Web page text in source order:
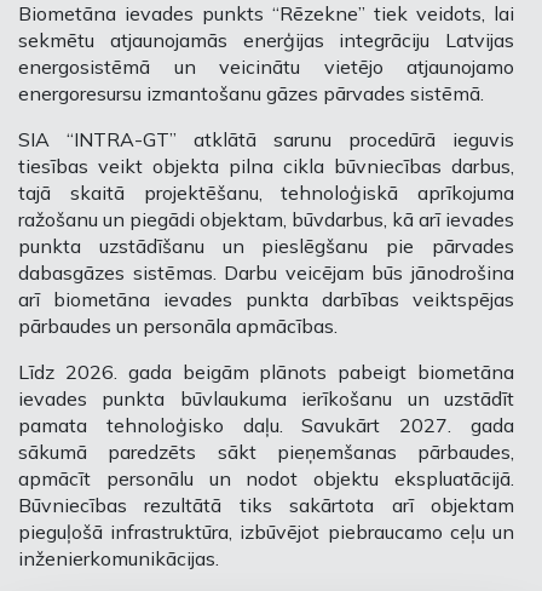
Biometāna ievades punkts “Rēzekne” tiek veidots, lai
sekmētu atjaunojamās enerģijas integrāciju Latvijas
energosistēmā un veicinātu vietējo atjaunojamo
energoresursu izmantošanu gāzes pārvades sistēmā.
SIA “INTRA-GT” atklātā sarunu procedūrā ieguvis
tiesības veikt objekta pilna cikla būvniecības darbus,
tajā skaitā projektēšanu, tehnoloģiskā aprīkojuma
ražošanu un piegādi objektam, būvdarbus, kā arī ievades
punkta uzstādīšanu un pieslēgšanu pie pārvades
dabasgāzes sistēmas. Darbu veicējam būs jānodrošina
arī biometāna ievades punkta darbības veiktspējas
pārbaudes un personāla apmācības.
Līdz 2026. gada beigām plānots pabeigt biometāna
ievades punkta būvlaukuma ierīkošanu un uzstādīt
pamata tehnoloģisko daļu. Savukārt 2027. gada
sākumā paredzēts sākt pieņemšanas pārbaudes,
apmācīt personālu un nodot objektu ekspluatācijā.
Būvniecības rezultātā tiks sakārtota arī objektam
pieguļošā infrastruktūra, izbūvējot piebraucamo ceļu un
inženierkomunikācijas.